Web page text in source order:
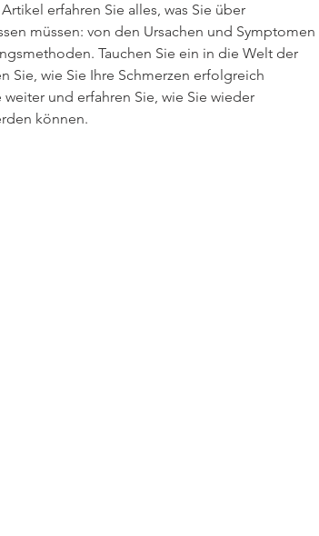
erfahren Sie alles, was Sie über
müssen: von den Ursachen und Symptomen
Tauchen Sie ein in die Welt der
Sie, wie Sie Ihre Schmerzen erfolgreich
und erfahren Sie, wie Sie wieder
können.